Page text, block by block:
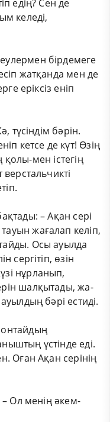
едің? Сен де
келеді,
бірдемеге
жатқанда мен де
еріксіз еніп
түсіндім бәрін.
кетсе де күт! Өзің
қолы-мен істегің
– Ақан сері
жағалап келіп,
Осы ауылда
сергітіп, өзін
нұрланып,
шалқытады, жа-
бәрі естиді.
үстінде еді.
Оған Ақан серінің
– Ол менің әкем-